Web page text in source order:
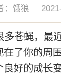
：饿狼
多苍蝇，最
在了你的周
良好的成长